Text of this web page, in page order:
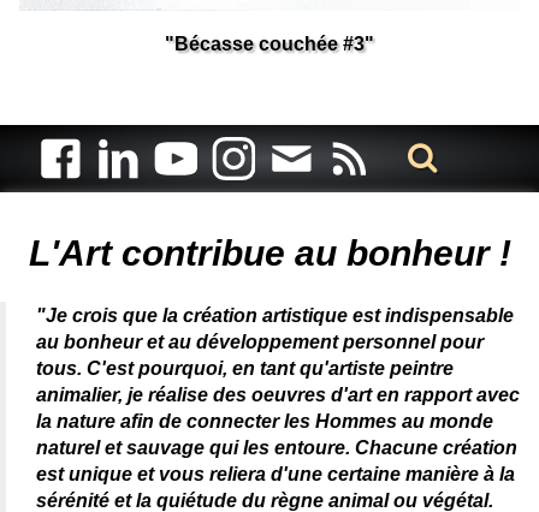
"Bécasse couchée #3"
L'Art contribue au bonheur !
"Je crois que la création artistique est indispensable
au bonheur et au développement personnel pour
tous. C'est pourquoi, en tant qu'artiste peintre
animalier, je réalise des oeuvres d'art en rapport avec
la nature afin de connecter les Hommes au monde
naturel et sauvage qui les entoure. Chacune création
est unique et vous reliera d'une certaine manière à la
sérénité et la quiétude du règne animal ou végétal.